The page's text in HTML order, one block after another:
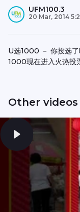
UFM100.3
20 Mar, 2014
U选1000 － 你投选
1000现在进入火热
Other videos